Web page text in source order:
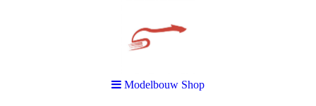
Modelbouw Shop